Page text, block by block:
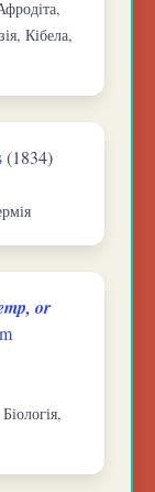
Кібела,
(1834)
or